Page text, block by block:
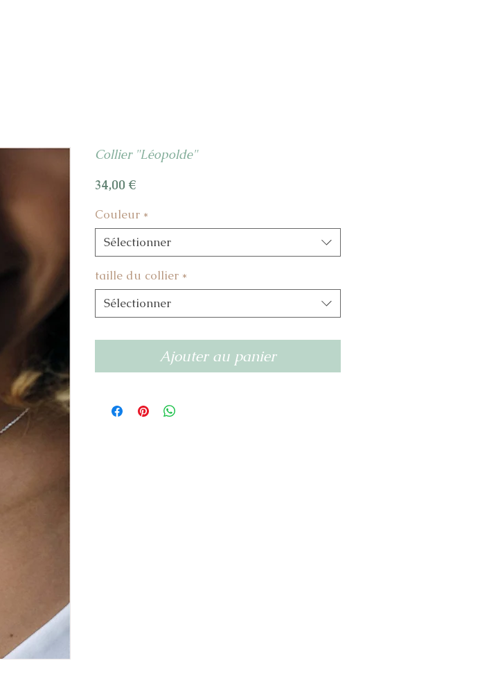
Collier "Léopolde"
34,00 €Prix
Couleur *
Sélectionner
taille du collier *
Sélectionner
Ajouter au panier